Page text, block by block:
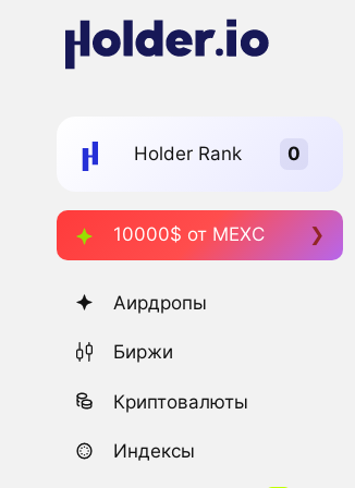
Holder Rank
10000$ от MEXC
Аирдропы
Биржи
Криптовалюты
Индексы
STRX 873 STKRI 907